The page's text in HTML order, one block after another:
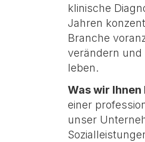
klinische
Jahren
Branche
verändern und
leben.
Was wir Ihnen
einer
unser